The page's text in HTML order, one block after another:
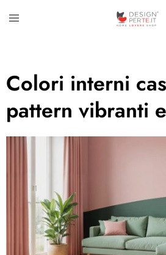
Colori interni
pattern vibranti